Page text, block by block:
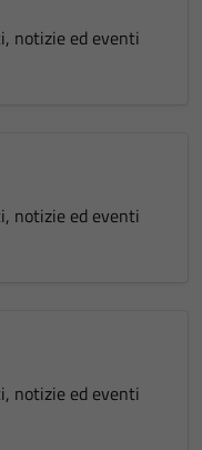
notizie ed eventi
notizie ed eventi
notizie ed eventi
essere